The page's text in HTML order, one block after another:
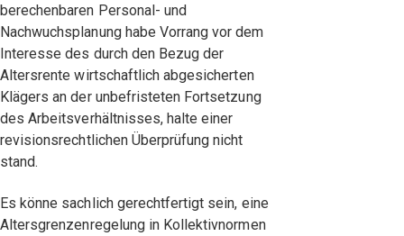
berechenbaren Personal- und
Nachwuchsplanung habe Vorrang vor dem
Interesse des durch den Bezug der
Altersrente wirtschaftlich abgesicherten
Klägers an der unbefristeten Fortsetzung
des Arbeitsverhältnisses, halte einer
revisionsrechtlichen Überprüfung nicht
stand.
Es könne sachlich gerechtfertigt sein, eine
Altersgrenzenregelung in Kollektivnormen